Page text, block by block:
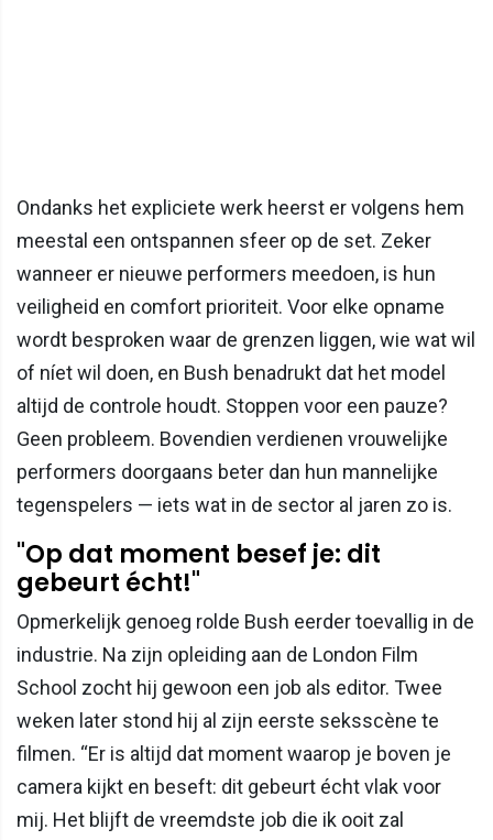
Ondanks het expliciete werk heerst er volgens hem
meestal een ontspannen sfeer op de set. Zeker
wanneer er nieuwe performers meedoen, is hun
veiligheid en comfort prioriteit. Voor elke opname
wordt besproken waar de grenzen liggen, wie wat wil
of níet wil doen, en Bush benadrukt dat het model
altijd de controle houdt. Stoppen voor een pauze?
Geen probleem. Bovendien verdienen vrouwelijke
performers doorgaans beter dan hun mannelijke
tegenspelers — iets wat in de sector al jaren zo is.
"Op dat moment besef je: dit
gebeurt écht!"
Opmerkelijk genoeg rolde Bush eerder toevallig in de
industrie. Na zijn opleiding aan de London Film
School zocht hij gewoon een job als editor. Twee
weken later stond hij al zijn eerste seksscène te
filmen. “Er is altijd dat moment waarop je boven je
camera kijkt en beseft: dit gebeurt écht vlak voor
mij. Het blijft de vreemdste job die ik ooit zal